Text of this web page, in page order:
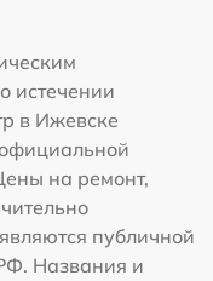
истечении
в Ижевске
на ремонт,
публичной
Названия и